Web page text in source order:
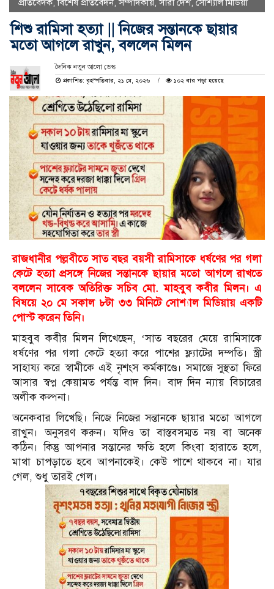
প্রতিবেদক,বিশেষ প্রতিবেদন,সম্পাদকীয়,সারা দেশ, সোশ্যাল মিডিয়া
শিশু রামিসা হত্যা || নিজের সন্তানকে ছায়ার
মতো আগলে রাখুন, বললেন মিলন
দৈনিক নতুন আলো ডেস্ক
প্রকাশিত: বৃহস্পতিবার, ২১ মে, ২০২৬
১০২ বার পড়া হয়েছে
রাজধানীর পল্লবীতে সাত বছর বয়সী রামিসাকে ধর্ষণের পর গলা
কেটে হত্যা প্রসঙ্গে নিজের সন্তানকে ছায়ার মতো আগলে রাখতে
বললেন সাবেক অতিরিক্ত সচিব মো. মাহবুব কবীর মিলন। এ
বিষয়ে ২০ মে সকাল ৮টা ৩৩ মিনিটে সোশ্যাল মিডিয়ায় একটি
পোস্ট করেন তিনি।
মাহবুব কবীর মিলন লিখেছেন, ‘সাত বছরের মেয়ে রামিসাকে
ধর্ষণের পর গলা কেটে হত্যা করে পাশের ফ্ল্যাটের দম্পতি। স্ত্রী
সাহায্য করে স্বামীকে এই নৃশংস কর্মকাণ্ডে। সমাজে সুস্থতা ফিরে
আসার স্বপ্ন কেয়ামত পর্যন্ত বাদ দিন। বাদ দিন ন্যায় বিচারের
অলীক কল্পনা।
অনেকবার লিখেছি। নিজে নিজের সন্তানকে ছায়ার মতো আগলে
রাখুন। অনুসরণ করুন। যদিও তা বাস্তবসম্মত নয় বা অনেক
কঠিন। কিন্তু আপনার সন্তানের ক্ষতি হলে কিংবা হারাতে হলে,
মাথা চাপড়াতে হবে আপনাকেই। কেউ পাশে থাকবে না। যার
গেল, শুধু তারই গেল।